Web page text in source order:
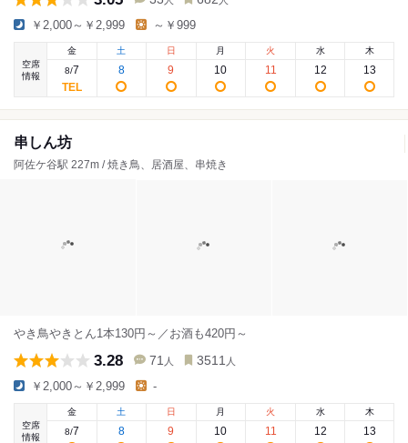
￥2,000～￥2,999 ～￥999
空席
情報
金
8/7
土
8
日
9
月
10
火
11
水
12
木
13
串しん坊
阿佐ケ谷駅 227m / 焼き鳥、居酒屋、串焼き
やき鳥やきとん1本130円～／お酒も420円～
3.28 71 人 3511 人
￥2,000～￥2,999 -
空席
情報
金
8/7
土
8
日
9
月
10
火
11
水
12
木
13